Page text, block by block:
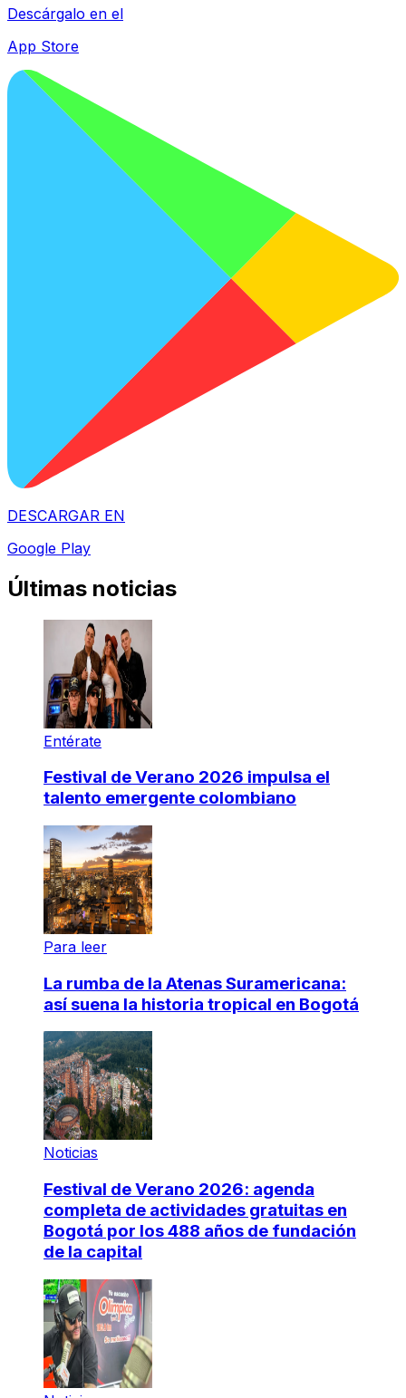
Descárgalo en el
App Store
DESCARGAR EN
Google Play
Últimas noticias
Entérate
Festival de Verano 2026 impulsa el
talento emergente colombiano
Para leer
La rumba de la Atenas Suramericana:
así suena la historia tropical en Bogotá
Noticias
Festival de Verano 2026: agenda
completa de actividades gratuitas en
Bogotá por los 488 años de fundación
de la capital